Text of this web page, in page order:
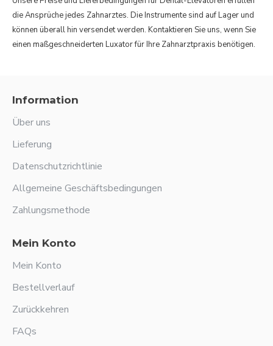
die Ansprüche jedes Zahnarztes. Die Instrumente sind auf Lager und
können überall hin versendet werden. Kontaktieren Sie uns, wenn Sie
einen maßgeschneiderten Luxator für Ihre Zahnarztpraxis benötigen.
Information
Über uns
Lieferung
Datenschutzrichtlinie
Allgemeine Geschäftsbedingungen
Zahlungsmethode
Mein Konto
Mein Konto
Bestellverlauf
Zurückkehren
FAQs